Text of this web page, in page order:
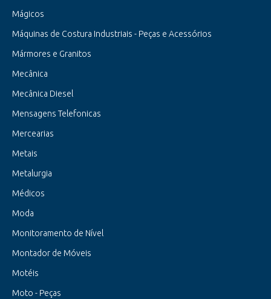
Mágicos
Máquinas de Costura Industriais - Peças e Acessórios
Mármores e Granitos
Mecânica
Mecânica Diesel
Mensagens Telefonicas
Mercearias
Metais
Metalurgia
Médicos
Moda
Monitoramento de Nível
Montador de Móveis
Motéis
Moto - Peças